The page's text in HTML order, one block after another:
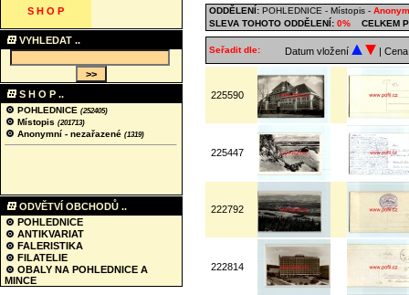
S H O P
VYHLEDAT ..
S H O P ..
POHLEDNICE (252405)
Místopis (201713)
Anonymní - nezařazené (1319)
ODVĚTVÍ OBCHODŮ ..
POHLEDNICE
ANTIKVARIAT
FALERISTIKA
FILATELIE
OBALY NA POHLEDNICE A
MINCE
ODDĚLENÍ: POHLEDNICE - Místopis -
SLEVA TOHOTO ODDĚLENÍ: 0% CELKEM
Seřadit dle: Datum vložení |
225590
225447
222792
222814